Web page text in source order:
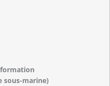
sous-marine)